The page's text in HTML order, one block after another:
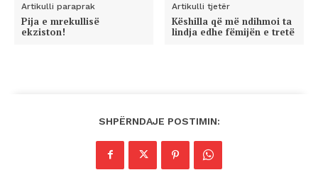
Artikulli paraprak
Pija e mrekullisë
ekziston!
Artikulli tjetër
Këshilla që më ndihmoi ta
lindja edhe fëmijën e tretë
SHPËRNDAJE POSTIMIN: